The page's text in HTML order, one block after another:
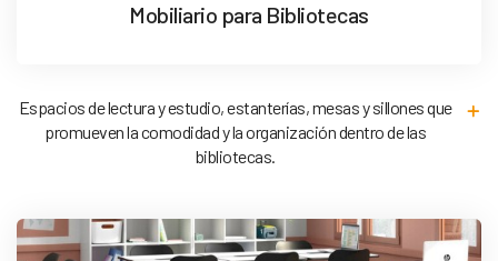
Mobiliario para Bibliotecas
Espacios de lectura y estudio, estanterías, mesas y sillones que
promueven la comodidad y la organización dentro de las
bibliotecas.